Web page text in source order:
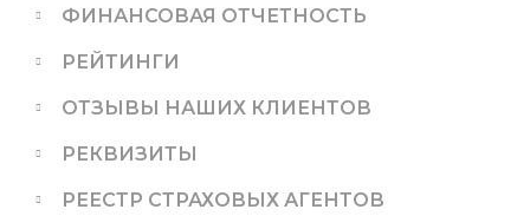
ФИНАНСОВАЯ ОТЧЕТНОСТЬ
РЕЙТИНГИ
ОТЗЫВЫ НАШИХ КЛИЕНТОВ
РЕКВИЗИТЫ
РЕЕСТР СТРАХОВЫХ АГЕНТОВ